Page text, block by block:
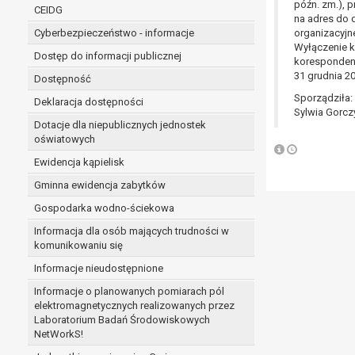
CEIDG
Cyberbezpieczeństwo - informacje
Dostęp do informacji publicznej
Dostępność
Deklaracja dostępności
Dotacje dla niepublicznych jednostek
oświatowych
Ewidencja kąpielisk
Gminna ewidencja zabytków
Gospodarka wodno-ściekowa
Informacja dla osób mających trudności w
komunikowaniu się
Informacje nieudostępnione
Informacje o planowanych pomiarach pól
elektromagnetycznych realizowanych przez
Laboratorium Badań Środowiskowych
NetWorkS!
późn. zm.),
na adres do
Wyłączenie
31 grudnia
Sporządziła:
Sylwia
niezbędność przetwarzania do
administratorowi bądź
niezbędność przetwarzania do celów
Z przyczyn związanych z Pani/Pana
on istnienie ważnych prawnie uzasadnionych
ustalenia, dochodzenia lub obrony roszczeń.
W przypadku gdy przetwarzanie danych osobowych
prawo do cofnięcia tej zgody w dowolnym momencie.
Przysługuje Pani/Panu prawo wniesienia skargi do
Organem właściwym do wniesienia skargi jest Prezes
W zależności od sfery, w której przetwarzane są
Pani/Pana dane nie będą poddawane